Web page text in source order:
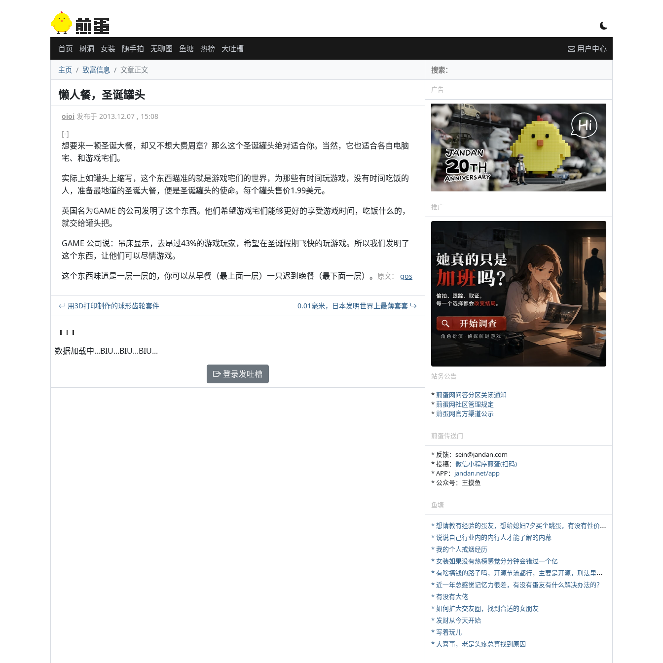
首页 树洞 女装 随手拍 无聊图 鱼塘 热榜 大吐槽 用户中心
主页 致富信息 文章正文
懒人餐，圣诞罐头
oioi 发布于 2013.12.07 , 15:08
[-]
想要来一顿圣诞大餐，却又不想大费周章？那么这个圣诞罐头绝对适合你。当然，它也适合各自电脑
宅、和游戏宅们。
实际上如罐头上缩写，这个东西瞄准的就是游戏宅们的世界，为那些有时间玩游戏，没有时间吃饭的
人，准备最地道的圣诞大餐，便是圣诞罐头的使命。每个罐头售价1.99美元。
英国名为GAME 的公司发明了这个东西。他们希望游戏宅们能够更好的享受游戏时间，吃饭什么的，
就交给罐头把。
GAME 公司说：吊床显示，去昂过43%的游戏玩家，希望在圣诞假期飞快的玩游戏。所以我们发明了
这个东西，让他们可以尽情游戏。
这个东西味道是一层一层的，你可以从早餐（最上面一层）一只迟到晚餐（最下面一层）。 原文： gos
用3D打印制作的球形齿轮套件 0.01毫米，日本发明世界上最薄套套
数据加载中...BIU...BIU...BIU...
登录发吐槽
广告
推广
站务公告
*煎蛋网问答分区关闭通知
*煎蛋网社区管理规定
*煎蛋网官方渠道公示
煎蛋传送门
* 反馈：sein@jandan.com
* 投稿： 微信小程序煎蛋(扫码)
* APP： jandan.net/app
* 公众号：王摸鱼
鱼塘
*
想请教有经验的蛋友，想给媳妇7夕买个跳蛋，有没有性价比高的推荐
* 说说自己行业内的内行人才能了解的内幕
* 我的个人戒烟经历
* 女装如果没有热榜感觉分分钟会错过一个亿
*
有啥搞钱的路子吗，开源节流都行，主要是开源，刑法里的咱不做
* 近一年总感觉记忆力很差，有没有蛋友有什么解决办法的？
* 有没有大佬
* 如何扩大交友圈，找到合适的女朋友
* 发财从今天开始
* 写着玩儿
* 大喜事，老是头疼总算找到原因